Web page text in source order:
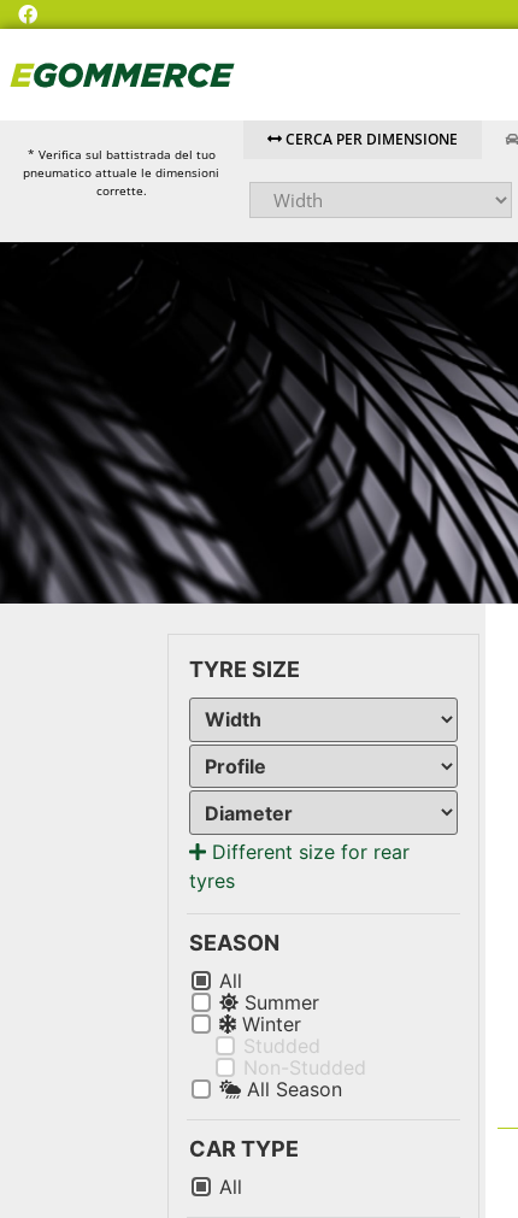
* Verifica sul battistrada del tuo
pneumatico attuale le dimensioni
corrette.
CERCA PER DIMENSIONE
TYRE SIZE
Different size for rear
tyres
SEASON
All
Summer
Winter
Studded
Non-Studded
All Season
CAR TYPE
All